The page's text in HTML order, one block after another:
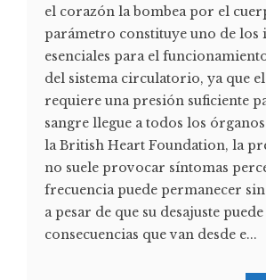
el corazón la bombea por el
parámetro constituye uno de los
esenciales para el
del sistema circulatorio, ya que
requiere una presión suficiente
sangre llegue a todos los
la British Heart Foundation, la
no suele provocar síntomas
frecuencia puede permanecer
a pesar de que su desajuste
consecuencias que van desde e...